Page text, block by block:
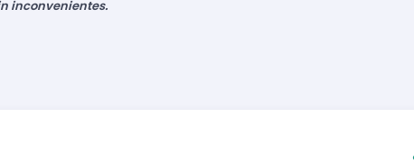
inconvenientes.